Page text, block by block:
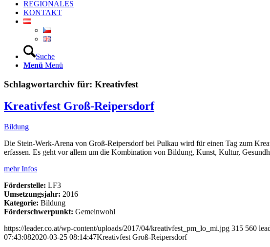
REGIONALES
KONTAKT
Suche
Menü Menü
Schlagwortarchiv für: Kreativfest
Kreativfest Groß-Reipersdorf
Bildung
Die Stein-Werk-Arena von Groß-Reipersdorf bei Pulkau wird für einen Tag zum
erfassen. Es geht vor allem um die Kombination von Bildung, Kunst, Kultur,
mehr Infos
Förderstelle: LF3
Umsetzungsjahr: 2016
Kategorie: Bildung
Förderschwerpunkt: Gemeinwohl
https://leader.co.at/wp-content/uploads/2017/04/kreativfest_pm_lo_mi.jpg 315 560
07:43:082020-03-25 08:14:47Kreativfest Groß-Reipersdorf